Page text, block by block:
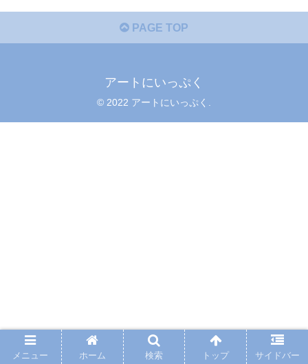
PAGE TOP
アートにいっぷく
© 2022 アートにいっぷく.
メニュー ホーム 検索 トップ サイドバー